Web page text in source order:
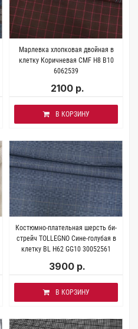
Марлевка хлопковая двойная в
клетку Коричневая CMF H8 B10
6062539
2100 р.
В КОРЗИНУ
Костюмно-плательная шерсть би-
стрейч TOLLEGNO Сине-голубая в
клетку BL H62 GG10 30052561
3900 р.
В КОРЗИНУ